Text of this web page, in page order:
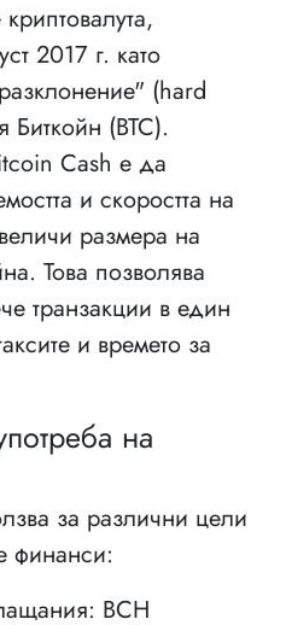
2017 г. като
(hard
(BTC).
Cash е да
и скоростта на
размера на
Това позволява
транзакции в един
и времето за
на
за различни цели
финанси:
BCH